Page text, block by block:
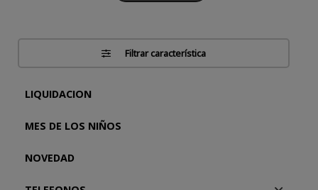
Filtrar característica
LIQUIDACION
MES DE LOS NIÑOS
NOVEDAD